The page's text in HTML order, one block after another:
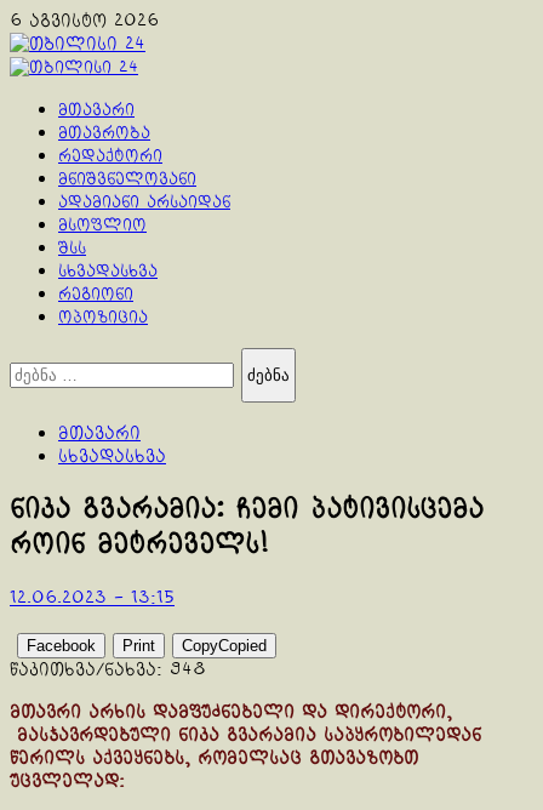
Skip
to
content
6 აგვისტო 2026
Primary
მთავარი
მთავრობა
რედაქტორი
მნიშვნელოვანი
ადამიანი არსაიდან
მსოფლიო
შსს
სხვადასხვა
რეგიონი
ოპოზიცია
ძებნა:
მთავარი
სხვადასხვა
ნიკა გვარამია: ჩემი პატივისცემა
როინ მეტრეველს!
12.06.2023 - 13:15
Facebook Print CopyCopied
წაკითხვა/ნახვა: 948
მთავრი არხის დამფუძნებელი და დირექტორი,
მასჯავრდებული ნიკა გვარამია საპყრობილედან
წერილს აქვეყნებს, რომელსაც გთავაზობთ
უცვლელად: